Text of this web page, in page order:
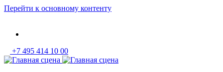
Перейти к основному контенту
+7 495 414 10 00